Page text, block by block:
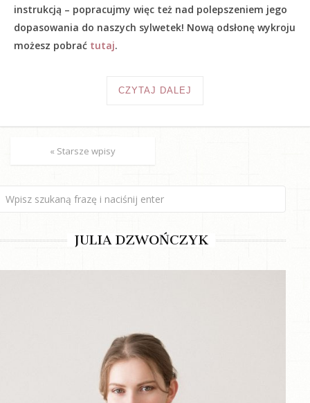
instrukcją – popracujmy więc też nad polepszeniem jego
dopasowania do naszych sylwetek! Nową odsłonę wykroju
możesz pobrać tutaj.
CZYTAJ DALEJ
« Starsze wpisy
JULIA DZWOŃCZYK